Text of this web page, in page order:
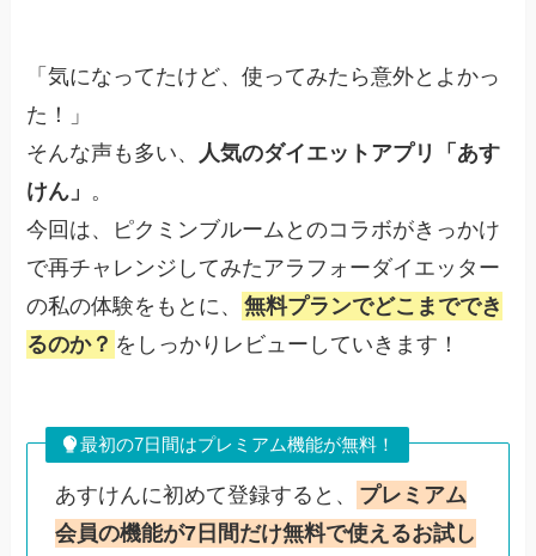
「気になってたけど、使ってみたら意外とよかっ
た！」
そんな声も多い、 人気のダイエットアプリ「あす
けん」 。
今回は、ピクミンブルームとのコラボがきっかけ
で再チャレンジしてみたアラフォーダイエッター
の私の体験をもとに、 無料プランでどこまででき
るのか？ をしっかりレビューしていきます！
最初の7日間はプレミアム機能が無料！
あすけんに初めて登録すると、
プレミアム
会員の機能が7日間だけ無料で使えるお試し